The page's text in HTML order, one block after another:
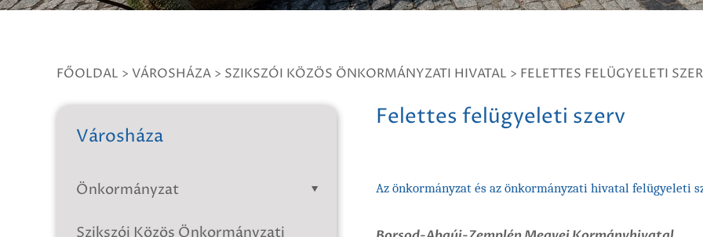
FŐOLDAL > VÁROSHÁZA > SZIKSZÓI KÖZÖS ÖNKORMÁNYZATI HIVATAL > FELETTES FELÜGYELETI
Városháza
Önkormányzat
Szikszói Közös Önkormányzati
Felettes felügyeleti szerv
Az önkormányzat és az önkormányzati hivatal felügyeleti